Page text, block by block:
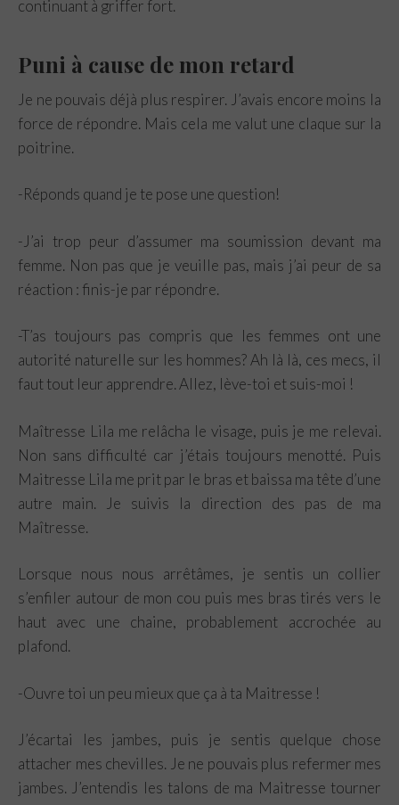
continuant à griffer fort.
Puni à cause de mon retard
Je ne pouvais déjà plus respirer. J’avais encore moins la
force de répondre. Mais cela me valut une claque sur la
poitrine.
-Réponds quand je te pose une question!
-J’ai trop peur d’assumer ma soumission devant ma
femme. Non pas que je veuille pas, mais j’ai peur de sa
réaction : finis-je par répondre.
-T’as toujours pas compris que les femmes ont une
autorité naturelle sur les hommes? Ah là là, ces mecs, il
faut tout leur apprendre. Allez, lève-toi et suis-moi !
Maîtresse Lila me relâcha le visage, puis je me relevai.
Non sans difficulté car j’étais toujours menotté. Puis
Maitresse Lila me prit par le bras et baissa ma tête d’une
autre main. Je suivis la direction des pas de ma
Maîtresse.
Lorsque nous nous arrêtâmes, je sentis un collier
s’enfiler autour de mon cou puis mes bras tirés vers le
haut avec une chaine, probablement accrochée au
plafond.
-Ouvre toi un peu mieux que ça à ta Maitresse !
J’écartai les jambes, puis je sentis quelque chose
attacher mes chevilles. Je ne pouvais plus refermer mes
jambes. J’entendis les talons de ma Maitresse tourner